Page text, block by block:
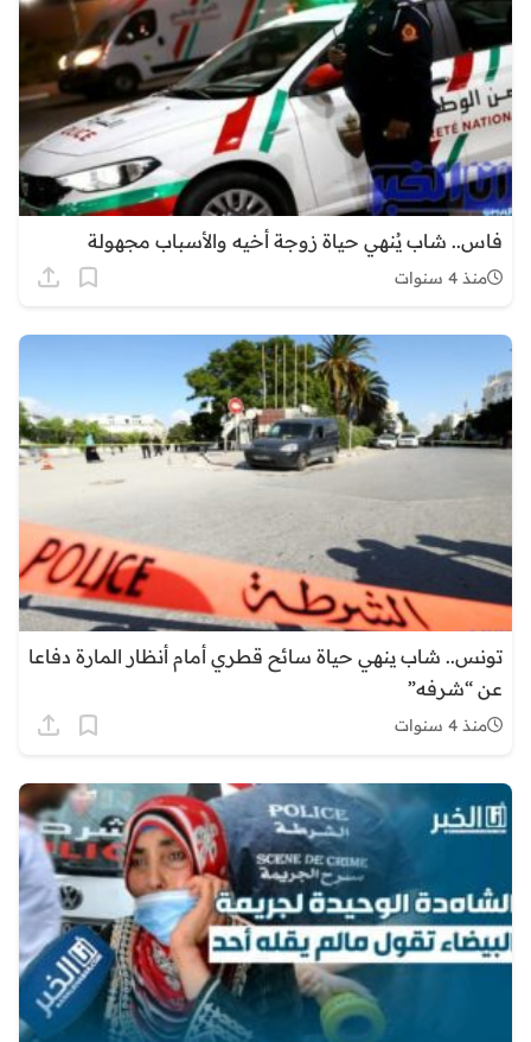
فاس.. شاب يُنهي حياة زوجة أخيه والأسباب مجهولة
منذ 4 سنوات
تونس.. شاب ينهي حياة سائح قطري أمام أنظار المارة دفاعا
عن “شرفه”
منذ 4 سنوات